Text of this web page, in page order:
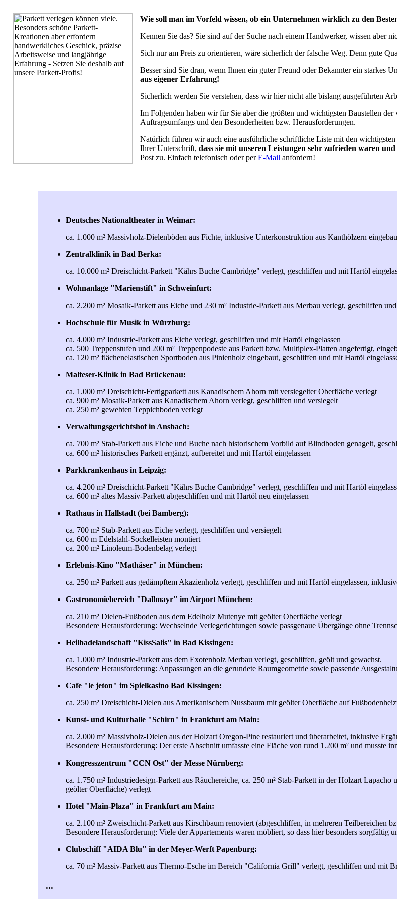
Wie soll man im Vorfeld wissen, ob ein Unternehmen wirklich zu den
Kennen Sie das? Sie sind auf der Suche nach einem Handwerker, wissen aber
Sich nur am Preis zu orientieren, wäre sicherlich der falsche Weg. Denn gute
Besser sind Sie dran, wenn Ihnen ein guter Freund oder Bekannter ein starkes
aus eigener Erfahrung!
Sicherlich werden Sie verstehen, dass wir hier nicht alle bislang ausgeführten
Im Folgenden haben wir für Sie aber die größten und wichtigsten Baustellen
Auftragsumfangs und den Besonderheiten bzw. Herausforderungen.
Natürlich führen wir auch eine ausführliche schriftliche Liste mit den
Ihrer Unterschrift, dass sie mit unseren Leistungen sehr zufrieden waren
Post zu. Einfach telefonisch oder perE-Mail anfordern!
Deutsches Nationaltheater in Weimar:
ca. 1.000 m² Massivholz-Dielenböden aus Fichte, inklusive Unterkonstruktion aus Kanthölzern
Zentralklinik in Bad Berka:
ca. 10.000 m² Dreischicht-Parkett "Kährs Buche Cambridge" verlegt, geschliffen und mit Hartöl
Wohnanlage "Marienstift" in Schweinfurt:
ca. 2.200 m² Mosaik-Parkett aus Eiche und 230 m² Industrie-Parkett aus Merbau verlegt, geschliffen
Hochschule für Musik in Würzburg:
ca. 4.000 m² Industrie-Parkett aus Eiche verlegt, geschliffen und mit Hartöl eingelassen
ca. 500 Treppenstufen und 200 m² Treppenpodeste aus Parkett bzw. Multiplex-Platten angefertigt,
ca. 120 m² flächenelastischen Sportboden aus Pinienholz eingebaut, geschliffen und mit Hartöl
Malteser-Klinik in Bad Brückenau:
ca. 1.000 m² Dreischicht-Fertigparkett aus Kanadischem Ahorn mit versiegelter Oberfläche verlegt
ca. 900 m² Mosaik-Parkett aus Kanadischem Ahorn verlegt, geschliffen und versiegelt
ca. 250 m² gewebten Teppichboden verlegt
Verwaltungsgerichtshof in Ansbach:
ca. 700 m² Stab-Parkett aus Eiche und Buche nach historischem Vorbild auf Blindboden genagelt,
ca. 600 m² historisches Parkett ergänzt, aufbereitet und mit Hartöl eingelassen
Parkkrankenhaus in Leipzig:
ca. 4.200 m² Dreischicht-Parkett "Kährs Buche Cambridge" verlegt, geschliffen und mit Hartöl
ca. 600 m² altes Massiv-Parkett abgeschliffen und mit Hartöl neu eingelassen
Rathaus in Hallstadt (bei Bamberg):
ca. 700 m² Stab-Parkett aus Eiche verlegt, geschliffen und versiegelt
ca. 600 m Edelstahl-Sockelleisten montiert
ca. 200 m² Linoleum-Bodenbelag verlegt
Erlebnis-Kino "Mathäser" in München:
ca. 250 m² Parkett aus gedämpftem Akazienholz verlegt, geschliffen und mit Hartöl eingelassen,
Gastronomiebereich "Dallmayr" im Airport München:
ca. 210 m² Dielen-Fußboden aus dem Edelholz Mutenye mit geölter Oberfläche verlegt
Besondere Herausforderung: Wechselnde Verlegerichtungen sowie passgenaue Übergänge ohne
Heilbadelandschaft "KissSalis" in Bad Kissingen:
ca. 1.000 m² Industrie-Parkett aus dem Exotenholz Merbau verlegt, geschliffen, geölt und gewachst.
Besondere Herausforderung: Anpassungen an die gerundete Raumgeometrie sowie passende
Cafe "le jeton" im Spielkasino Bad Kissingen:
ca. 250 m² Dreischicht-Dielen aus Amerikanischem Nussbaum mit geölter Oberfläche auf
Kunst- und Kulturhalle "Schirn" in Frankfurt am Main:
ca. 2.000 m² Massivholz-Dielen aus der Holzart Oregon-Pine restauriert und überarbeitet, inklusive
Besondere Herausforderung: Der erste Abschnitt umfasste eine Fläche von rund 1.200 m² und musste
Kongresszentrum "CCN Ost" der Messe Nürnberg:
ca. 1.750 m² Industriedesign-Parkett aus Räuchereiche, ca. 250 m² Stab-Parkett in der Holzart
geölter Oberfläche) verlegt
Hotel "Main-Plaza" in Frankfurt am Main:
ca. 2.100 m² Zweischicht-Parkett aus Kirschbaum renoviert (abgeschliffen, in mehreren Teilbereichen
Besondere Herausforderung: Viele der Appartements waren möbliert, so dass hier besonders sorgfältig
Clubschiff "AIDA Blu" in der Meyer-Werft Papenburg:
ca. 70 m² Massiv-Parkett aus Thermo-Esche im Bereich "California Grill" verlegt, geschliffen und mit
...